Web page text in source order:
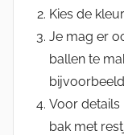
Kies de
Je mag er
ballen te
Voor details
bak met